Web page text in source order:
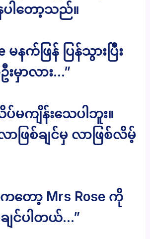
ပါတော့သည်။
မနက်ဖြန် ပြန်သွားပြီး
းမှာလား…”
မကျိန်းသေပါဘူး။
ာဖြစ်ချင်မှ လာဖြစ်လိမ့်
တော့ Mrs Rose ကို
ျင်ပါတယ်…”